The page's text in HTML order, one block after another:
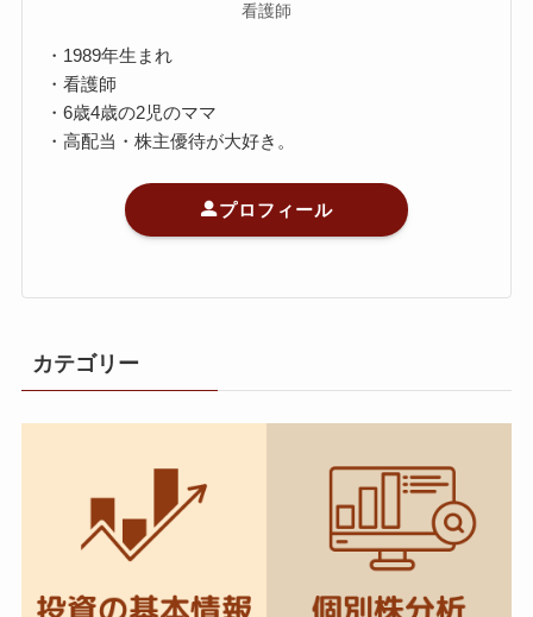
看護師
・1989年生まれ
・看護師
・6歳4歳の2児のママ
・高配当・株主優待が大好き。
プロフィール
カテゴリー